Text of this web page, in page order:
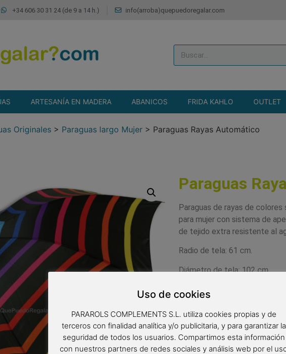
+34 606 30 31 24 (de 9 a 14 h.) info(arroba)quepuedoregalar.com
ARTESANÍA EN MADERA ABANICOS FRIDA KAHLO OUTLET
Originales > Paraguas largo Mujer > Paraguas Rayas Automático
Paraguas
Paraguas de rayas de
para mujer con sistema de
de tejido extra resistente al
Radio de tela: 61 cm.
Diámetro de tela: 102 cm.
Largo: 88 cm.
12,90 € (IVA
Out of stock
Uso de cookies
PARAROLS COMPLEMENTS S.L. utiliza cookies propias y de
terceros con finalidad analítica y/o publicitaria, y para garantizar la
seguridad de todos los usuarios. Compartimos esta información
con nuestros partners de redes sociales y análisis web por el